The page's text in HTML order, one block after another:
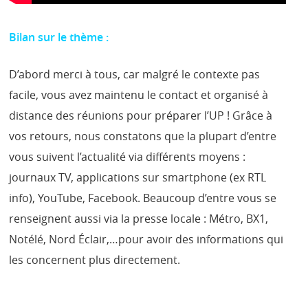
Bilan sur le thème :
D’abord merci à tous, car malgré le contexte pas
facile, vous avez maintenu le contact et organisé à
distance des réunions pour préparer l’UP ! Grâce à
vos retours, nous constatons que la plupart d’entre
vous suivent l’actualité via différents moyens :
journaux TV, applications sur smartphone (ex RTL
info), YouTube, Facebook. Beaucoup d’entre vous se
renseignent aussi via la presse locale : Métro, BX1,
Notélé, Nord Éclair,…pour avoir des informations qui
les concernent plus directement.